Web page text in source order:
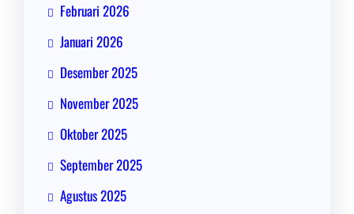
Februari 2026
Januari 2026
Desember 2025
November 2025
Oktober 2025
September 2025
Agustus 2025